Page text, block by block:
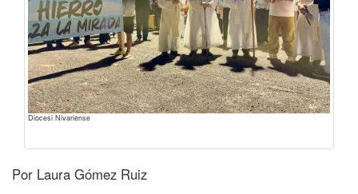
Diocesi Nivariense
Por Laura Gómez Ruiz